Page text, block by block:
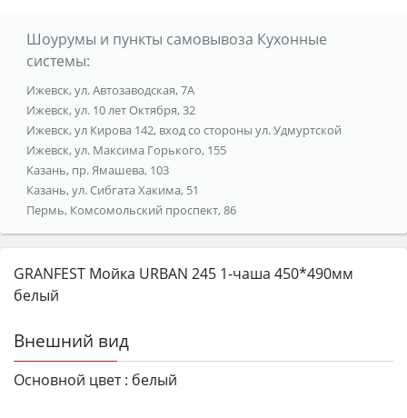
Шоурумы и пункты самовывоза Кухонные
системы:
Ижевск, ул. Автозаводская, 7А
Ижевск, ул. 10 лет Октября, 32
Ижевск, ул Кирова 142, вход со стороны ул. Удмуртской
Ижевск, ул. Максима Горького, 155
Казань, пр. Ямашева, 103
Казань, ул. Сибгата Хакима, 51
Пермь, Комсомольский проспект, 86
GRANFEST Мойка URBAN 245 1-чаша 450*490мм
белый
Внешний вид
Основной цвет : белый